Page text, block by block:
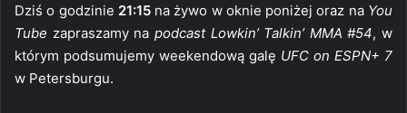
Dziś o godzinie 21:15na żywo w oknie poniżej oraz na You
Tube zapraszamy na podcast Lowkin’ Talkin’ MMA #54, w
którym podsumujemy weekendową galę UFC on ESPN+ 7
w Petersburgu.